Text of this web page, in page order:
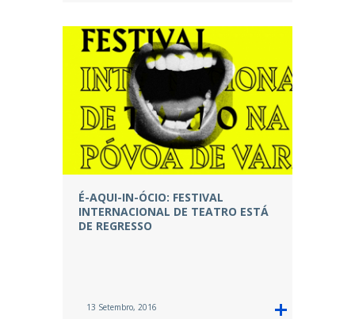
É-AQUI-IN-ÓCIO: FESTIVAL
INTERNACIONAL DE TEATRO ESTÁ
DE REGRESSO
13 Setembro, 2016